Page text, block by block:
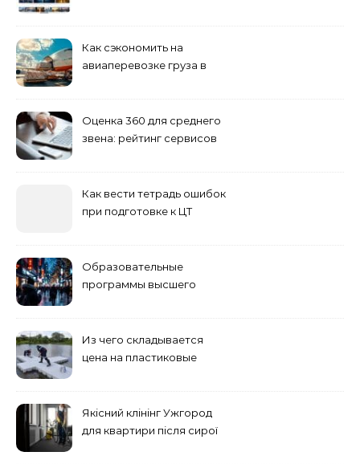
Как сэкономить на
авиаперевозке груза в
Оценка 360 для среднего
звена: рейтинг сервисов
Как вести тетрадь ошибок
при подготовке к ЦТ
Образовательные
программы высшего
Из чего складывается
цена на пластиковые
Якісний клінінг Ужгород
для квартири після сирої